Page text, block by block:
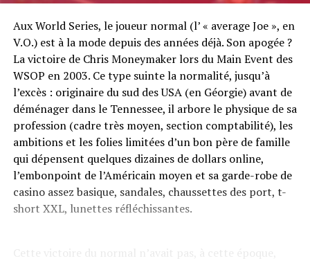
Aux World Series, le joueur normal (l’ « average Joe », en
V.O.) est à la mode depuis des années déjà. Son apogée ?
La victoire de Chris Moneymaker lors du Main Event des
WSOP en 2003. Ce type suinte la normalité, jusqu’à
l’excès : originaire du sud des USA (en Géorgie) avant de
déménager dans le Tennessee, il arbore le physique de sa
profession (cadre très moyen, section comptabilité), les
ambitions et les folies limitées d’un bon père de famille
qui dépensent quelques dizaines de dollars online,
l’embonpoint de l’Américain moyen et sa garde-robe de
casino assez basique, sandales, chaussettes des port, t-
short XXL, lunettes réfléchissantes.